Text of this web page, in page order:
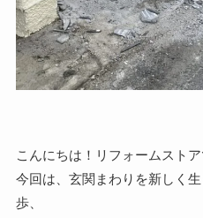
こんにちは！リフォームスト
今回は、玄関まわりを新しく
歩、